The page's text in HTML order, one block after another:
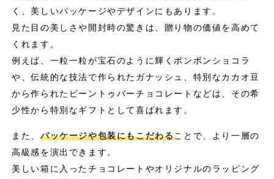
く、美しいパッケージやデザインにもあります。
見た目の美しさや開封時の驚きは、贈り物の価値を高めて
くれます。
例えば、一粒一粒が宝石のように輝くボンボンショコラ
や、伝統的な技法で作られたガナッシュ、特別なカカオ豆
から作られたビーントゥバーチョコレートなどは、その希
少性から特別なギフトとして喜ばれます。
また、 パッケージや包装にもこだわることで、より一層の
高級感を演出できます。
美しい箱に入ったチョコレートやオリジナルのラッピング